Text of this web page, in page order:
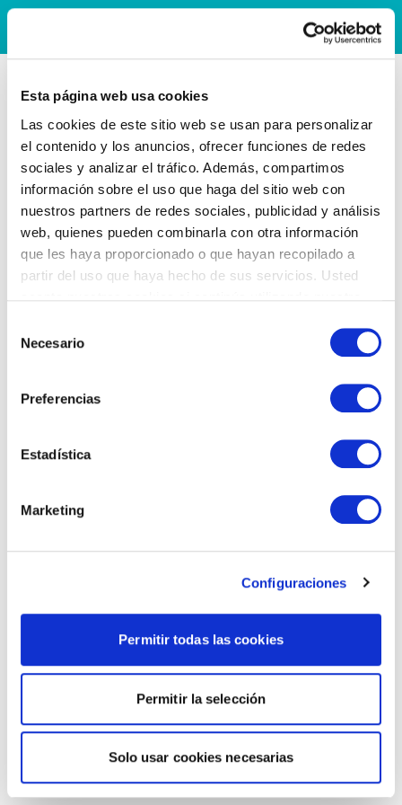
Esta página web usa cookies
Las cookies de este sitio web se usan para personalizar
el contenido y los anuncios, ofrecer funciones de redes
sociales y analizar el tráfico. Además, compartimos
información sobre el uso que haga del sitio web con
nuestros partners de redes sociales, publicidad y análisis
web, quienes pueden combinarla con otra información
que les haya proporcionado o que hayan recopilado a
partir del uso que haya hecho de sus servicios. Usted
Necesario
Preferencias
Estadística
Marketing
Configuraciones
Permitir todas las cookies
Permitir la selección
Solo usar cookies necesarias